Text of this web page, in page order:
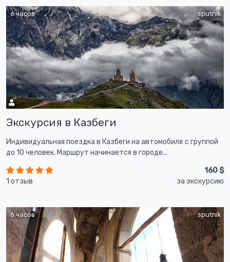
sputnik
6 часов
Экскурсия в Казбеги
Индивидуальная поездка в Казбеги на автомобиле с группой
до 10 человек. Маршрут начинается в городе...
1 отзыв
160 $
за экскурсию
sputnik
6 часов